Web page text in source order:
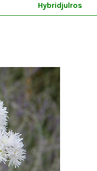
Hybridjulros